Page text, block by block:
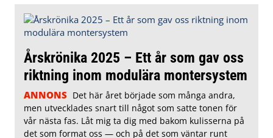
Årskrönika 2025 – Ett år som gav oss
riktning inom modulära montersystem
ANNONS Det här året började som många andra,
men utvecklades snart till något som satte tonen för
vår nästa fas. Låt mig ta dig med bakom kulisserna på
det som format oss — och på det som väntar runt